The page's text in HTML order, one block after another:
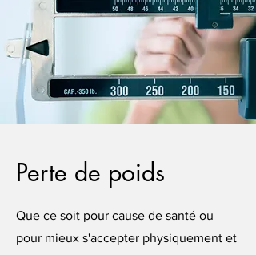
Perte de poids
Que ce soit pour cause de santé ou
pour mieux s'accepter physiquement et